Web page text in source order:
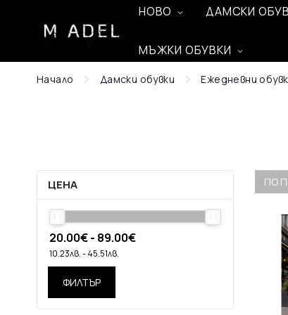
НОВО ДАМСКИ
МЪЖКИ ОБУВКИ
Начало Дамски обувки Ежедневни
ЦЕНА
ФИЛТЪР
ПО